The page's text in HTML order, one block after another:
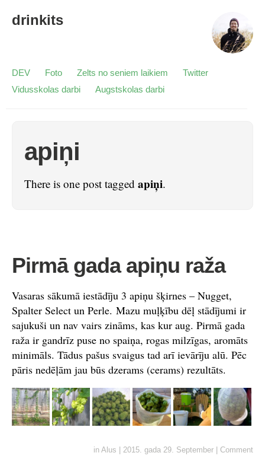
drinkits
DEV Foto Zelts no seniem laikiem
Twitter
Vidusskolas darbi
Augstskolas darbi
apiņi
There is one post tagged apiņi.
Pirmā gada apiņu raža
Vasaras sākumā iestādīju 3 apiņu šķirnes – Nugget,
Spalter Select un Perle. Mazu muļķību dēļ stādījumi ir
sajukuši un nav vairs zināms, kas kur aug. Pirmā gada
raža ir gandrīz puse no spaiņa, rogas milzīgas, aromāts
minimāls. Tādus pašus svaigus tad arī ievārīju alū. Pēc
pāris nedēļām jau būs dzerams (cerams) rezultāts.
in Alus 2015. gada 29. September Comment